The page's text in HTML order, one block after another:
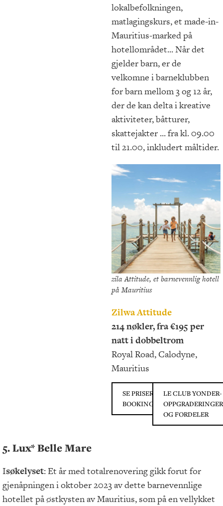
lokalbefolkningen,
matlagingskurs, et made-in-
Mauritius-marked på
hotellområdet... Når det
gjelder barn, er de
velkomne i barneklubben
for barn mellom 3 og 12 år,
der de kan delta i kreative
aktiviteter, båtturer,
skattejakter ... fra kl. 09.00
til 21.00, inkludert måltider.
zila Attitude, et barnevennlig hotell
på Mauritius
Zilwa Attitude
214 nøkler, fra €195 per
natt i dobbeltrom
Royal Road, Calodyne,
Mauritius
SE PRISER PÅ
BOOKING.COM
LE CLUB YONDER-
OPPGRADERINGER
OG FORDELER
5. Lux* Belle Mare
Isøkelyset: Et år med totalrenovering gikk forut for
gjenåpningen i oktober 2023 av dette barnevennlige
hotellet på østkysten av Mauritius, som på en vellykket